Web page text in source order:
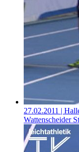
27.02.2011 |
Wattenscheider